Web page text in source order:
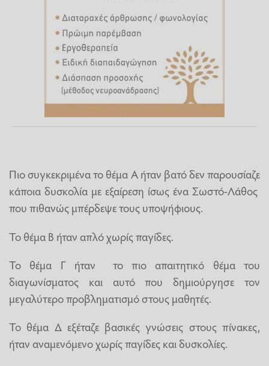
Πιο συγκεκριμένα το θέμα Α ήταν βατό δεν παρουσίαζε
κάποια δυσκολία με εξαίρεση ίσως ένα Σωστό-Λάθος
που πιθανώς μπέρδεψε τους υποψήφιους.
Το θέμα Β ήταν απλό χωρίς παγίδες.
Το θέμα Γ ήταν το πιο απαιτητικό θέμα του
διαγωνίσματος και αυτό που δημιούργησε τον
μεγαλύτερο προβληματισμό στους μαθητές.
Το θέμα Δ εξέταζε βασικές γνώσεις στους πίνακες,
ήταν αναμενόμενο χωρίς παγίδες και δυσκολίες.